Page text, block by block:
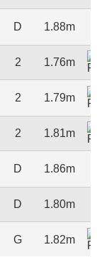
D 1.88m
2 1.76m
2 1.79m
2 1.81m
D 1.86m
D 1.80m
G 1.82m